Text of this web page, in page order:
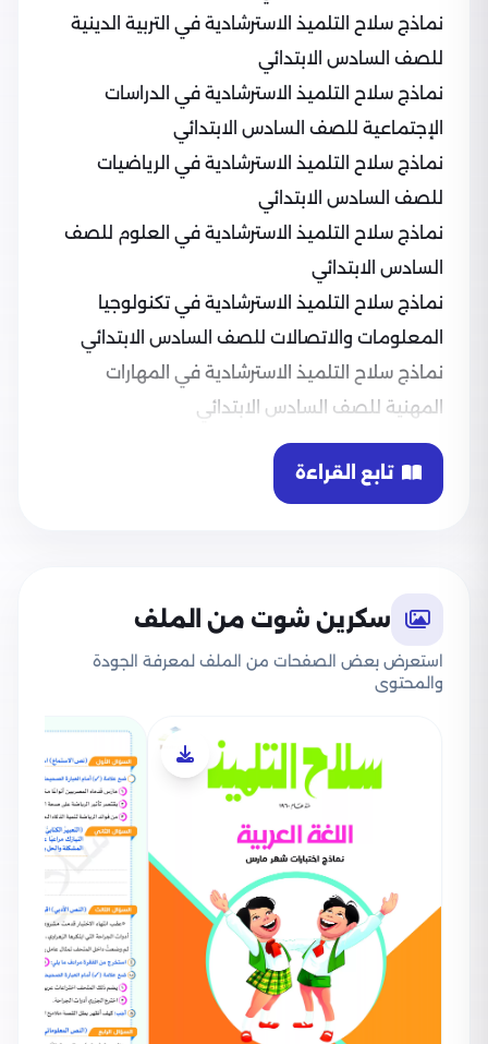
نماذج سلاح التلميذ الاسترشادية في التربية الدينية
للصف السادس الابتدائي
نماذج سلاح التلميذ الاسترشادية في الدراسات
الإجتماعية للصف السادس الابتدائي
نماذج سلاح التلميذ الاسترشادية في الرياضيات
للصف السادس الابتدائي
نماذج سلاح التلميذ الاسترشادية في العلوم للصف
السادس الابتدائي
نماذج سلاح التلميذ الاسترشادية في تكنولوجيا
المعلومات والاتصالات للصف السادس الابتدائي
نماذج سلاح التلميذ الاسترشادية في المهارات
المهنية للصف السادس الابتدائي
تابع القراءة
سكرين شوت من الملف
استعرض بعض الصفحات من الملف لمعرفة الجودة
والمحتوى